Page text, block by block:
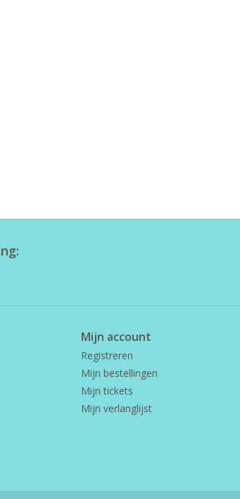
Mijn account
Registreren
Mijn bestellingen
Mijn tickets
Mijn verlanglijst